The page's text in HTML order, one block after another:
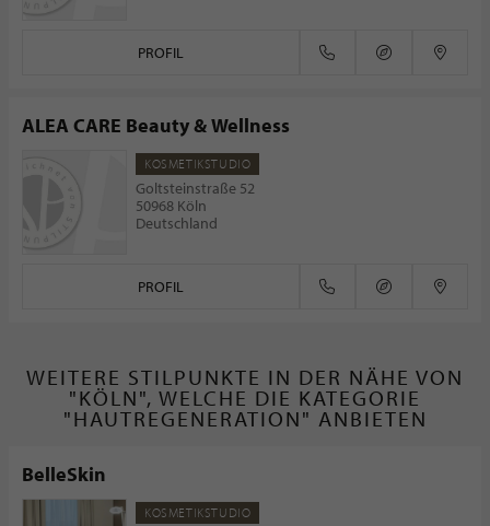
PROFIL
ALEA CARE Beauty & Wellness
KOSMETIKSTUDIO
Goltsteinstraße 52
50968 Köln
Deutschland
PROFIL
WEITERE STILPUNKTE IN DER NÄHE VON
"KÖLN", WELCHE DIE KATEGORIE
"HAUTREGENERATION" ANBIETEN
BelleSkin
KOSMETIKSTUDIO